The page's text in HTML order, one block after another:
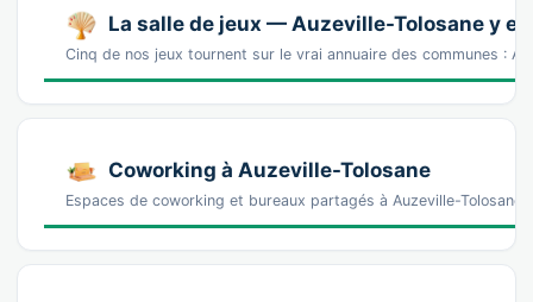
La salle de jeux — Auzeville-Tolosane y
Cinq de nos jeux tournent sur le vrai annuaire des communes :
Coworking à Auzeville-Tolosane
Espaces de coworking et bureaux partagés à Auzeville-